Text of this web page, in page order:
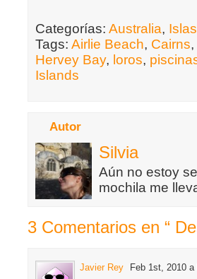
Categorías: Australia,
Tags: Airlie Beach, Cairns,
Hervey Bay, loros,
Islands
Autor
Silvia
Aún no estoy
mochila me
3 Comentarios en “
Javier Rey Feb 1st, 2010